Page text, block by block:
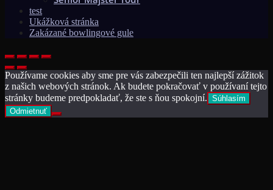
test
Ukážková stránka
Zakázané bowlingové gule
Používame cookies aby sme pre vás zabezpečili ten najlepší zážitok
z našich webových stránok. Ak budete pokračovať v používaní tejto
stránky budeme predpokladať, že ste s ňou spokojní. Súhlasím
Odmietnuť